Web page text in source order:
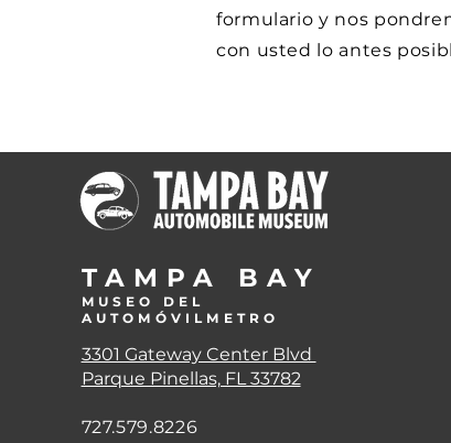
formulario y nos
con usted lo antes
TAMPA BA Y
MUSEO DEL
AUTOMÓVIL METRO
3301 Gateway Center Blvd
Parque Pinellas, FL 33782
727.579.8226